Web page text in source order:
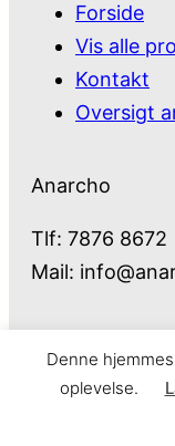
Forside
Vis alle
Kontakt
Oversigt
Anarcho
Tlf: 7876 8672
Mail:
Anarcho – alt i
Cookie- og
Denne
oplevelse.